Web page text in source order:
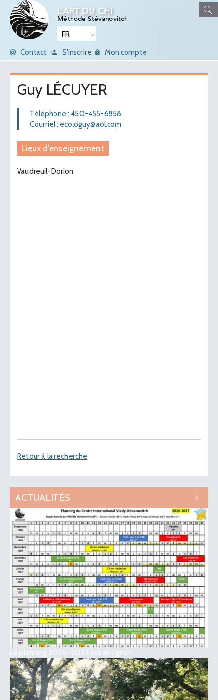
L’ART DU CHI
Méthode Stévanovitch
Contact S'inscrire Mon compte
Guy LÉCUYER
Téléphone : 450-455-6858
Courriel : ecologuy@aol.com
Lieux d'enseignement
Vaudreuil-Dorion
Retour à la recherche
ACTUALITÉS
Le planning 2026-2027 est en ligne !